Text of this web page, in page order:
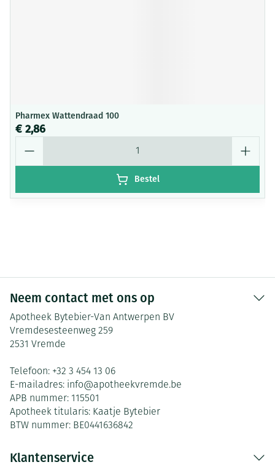
Pharmex Wattendraad 100
€ 2,86
Bestel
Neem contact met ons op
Apotheek Bytebier-Van Antwerpen BV
Vremdesesteenweg 259
2531 Vremde
Telefoon: +32 3 454 13 06
E-mailadres: info@apotheekvremde.be
APB nummer: 115501
Apotheek titularis: Kaatje Bytebier
BTW nummer: BE0441636842
Klantenservice